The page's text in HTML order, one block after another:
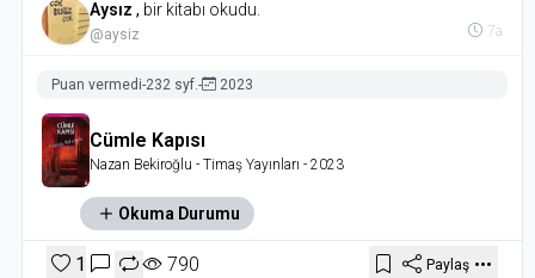
Aysız , bir kitabı okudu.
@aysiz 7a
Puan vermedi-232 syf.- 2023
Cümle Kapısı
Nazan Bekiroğlu - Timaş Yayınları - 2023
Okuma Durumu
1 790 Paylaş